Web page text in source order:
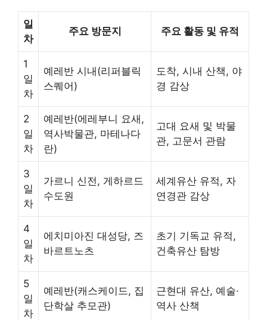
일
차
주요 방문지 주요 활동 및 유적
1
일
차
예레반 시내(리퍼블릭
스퀘어)
도착, 시내 산책, 야
경 감상
2
일
차
예레반(에레부니 요새,
역사박물관, 마테나다
란)
고대 요새 및 박물
관, 고문서 관람
3
일
차
가르니 신전, 게하르드
수도원
세계유산 유적, 자
연경관 감상
4
일
차
에치미아진 대성당, 즈
바르트노츠
초기 기독교 유적,
건축유산 탐방
5
일
차
예레반(캐스케이드, 집
단학살 추모관)
근현대 유산, 예술·
역사 산책